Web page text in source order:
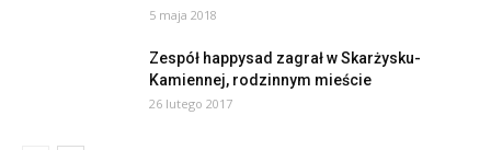
5 maja 2018
Zespół happysad zagrał w Skarżysku-
Kamiennej, rodzinnym mieście
26 lutego 2017